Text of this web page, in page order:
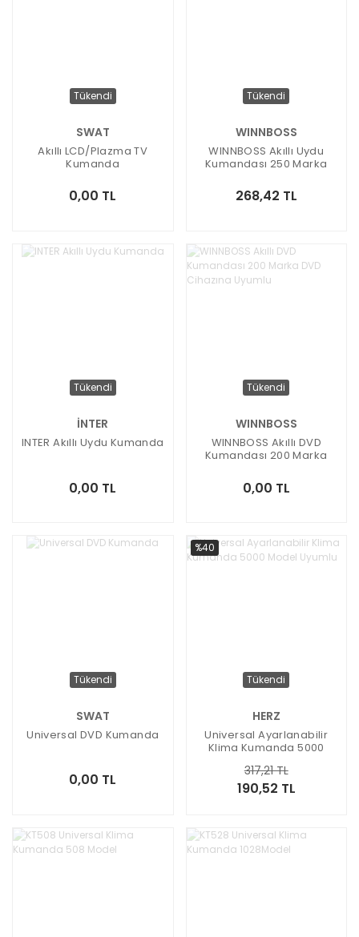
Tükendi
SWAT
Akıllı LCD/Plazma TV
Kumanda
0,00 TL
Tükendi
WINNBOSS
WINNBOSS Akıllı Uydu
Kumandası 250 Marka
268,42 TL
Tükendi
İNTER
INTER Akıllı Uydu Kumanda
0,00 TL
Tükendi
WINNBOSS
WINNBOSS Akıllı DVD
Kumandası 200 Marka
0,00 TL
Tükendi
SWAT
Universal DVD Kumanda
0,00 TL
%40
Tükendi
HERZ
Universal Ayarlanabilir
Klima Kumanda 5000
190,52 TL
317,21 TL